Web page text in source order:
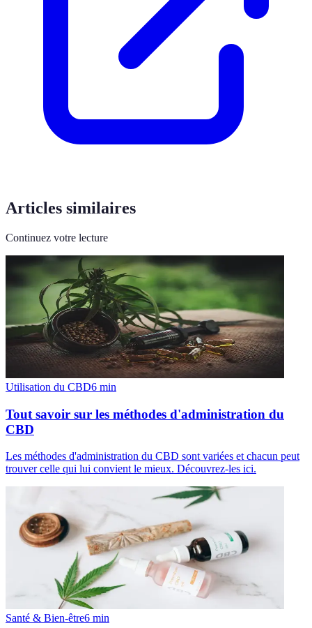
Articles similaires
Continuez votre lecture
Utilisation du CBD6 min
Tout savoir sur les méthodes d'administration du
CBD
Les méthodes d'administration du CBD sont variées et chacun peut
trouver celle qui lui convient le mieux. Découvrez-les ici.
Santé & Bien-être6 min